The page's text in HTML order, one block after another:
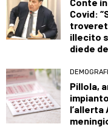
Covid:
illecito
diede
Pillola,
l’allerta